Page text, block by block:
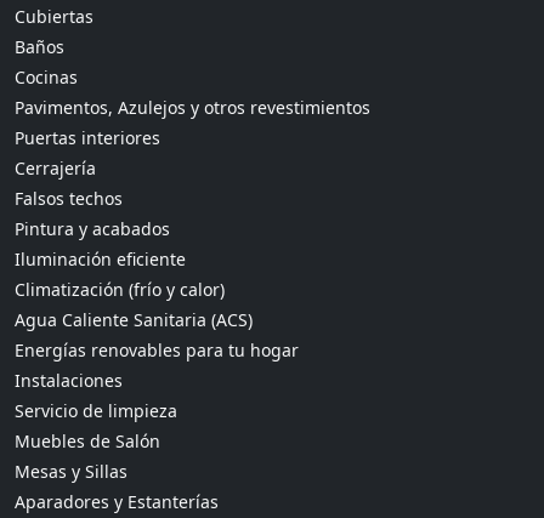
Cubiertas
Baños
Cocinas
Pavimentos, Azulejos y otros revestimientos
Puertas interiores
Cerrajería
Falsos techos
Pintura y acabados
Iluminación eficiente
Climatización (frío y calor)
Agua Caliente Sanitaria (ACS)
Energías renovables para tu hogar
Instalaciones
Servicio de limpieza
Muebles de Salón
Mesas y Sillas
Aparadores y Estanterías